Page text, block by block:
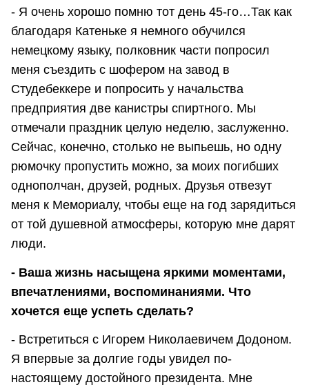
- Я очень хорошо помню тот день 45-го…Так как
благодаря Катеньке я немного обучился
немецкому языку, полковник части попросил
меня съездить с шофером на завод в
Студебеккере и попросить у начальства
предприятия две канистры спиртного. Мы
отмечали праздник целую неделю, заслуженно.
Сейчас, конечно, столько не выпьешь, но одну
рюмочку пропустить можно, за моих погибших
однополчан, друзей, родных. Друзья отвезут
меня к Мемориалу, чтобы еще на год зарядиться
от той душевной атмосферы, которую мне дарят
люди.
- Ваша жизнь насыщена яркими моментами,
впечатлениями, воспоминаниями. Что
хочется еще успеть сделать?
- Встретиться с Игорем Николаевичем Додоном.
Я впервые за долгие годы увидел по-
настоящему достойного президента. Мне